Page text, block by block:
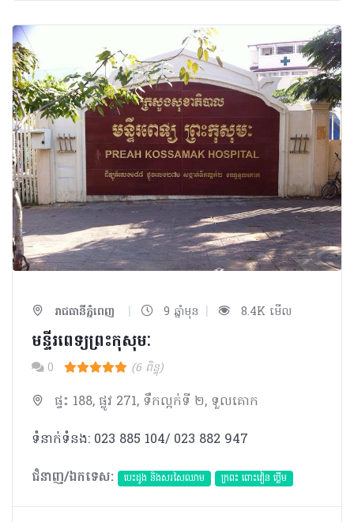
រាជធានីភ្នំពេញ | 9 ឆ្នាំមុន | 8.4K មើល
មន្ទីរពេទ្យព្រះកុសុមៈ
0 (6 ពិន្ទុ)
ផ្ទះ 188, ផ្លូវ 271, ទឹកល្អក់ទី ២, ទួលគោក
ទំនាក់ទំនង: 023 885 104/ 023 882 947
ជំនាញ/ឯកទេស:
បេះដូង​ និងសរសៃឈាម ក្រពះ ពោះវៀន ថ្លើម